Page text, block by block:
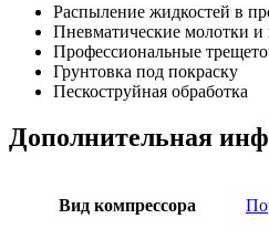
Распыление жидкостей в
Пневматические молотки и
Профессиональные
Грунтовка под покраску
Пескоструйная обработка
Дополнительная
Вид компрессора